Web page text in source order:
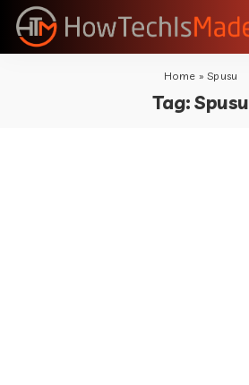
Home »Spusu
Tag:Spusu